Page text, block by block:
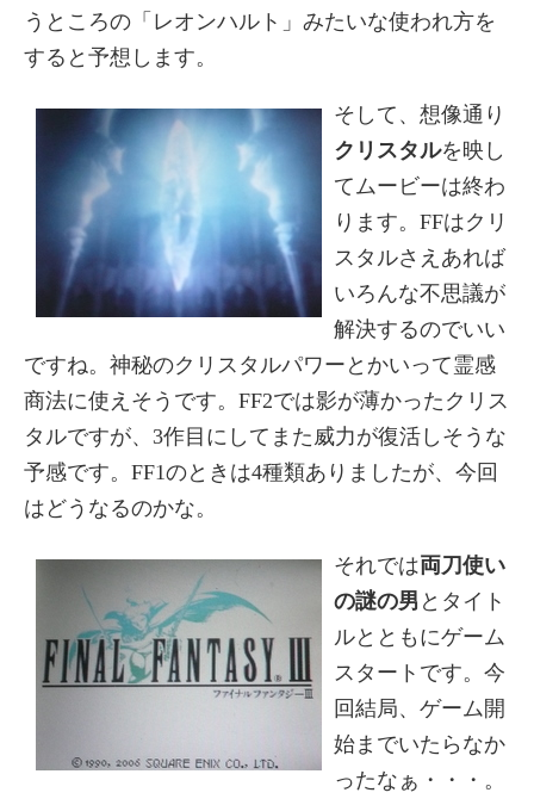
うところの「レオンハルト」みたいな使われ方を
すると予想します。
そして、想像通り
クリスタルを映し
てムービーは終わ
ります。FFはクリ
スタルさえあれば
いろんな不思議が
解決するのでいい
ですね。神秘のクリスタルパワーとかいって霊感
商法に使えそうです。FF2では影が薄かったクリス
タルですが、3作目にしてまた威力が復活しそうな
予感です。FF1のときは4種類ありましたが、今回
はどうなるのかな。
それでは両刀使い
の謎の男 とタイト
ルとともにゲーム
スタートです。今
回結局、ゲーム開
始までいたらなか
ったなぁ・・・。